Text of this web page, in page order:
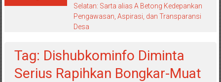
Inspirasi
Selatan: Sarta alias A Betong Kedepankan
Pengawasan, Aspirasi, dan Transparansi
Desa
Tag: Dishubkominfo Diminta
Serius Rapihkan Bongkar-Muat